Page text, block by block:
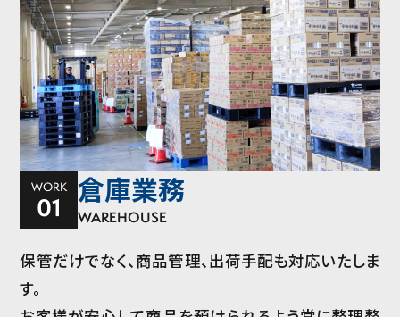
WORK
01 倉庫業務
WAREHOUSE
保管だけでなく、商品管理、出荷手配も対応いたしま
す。